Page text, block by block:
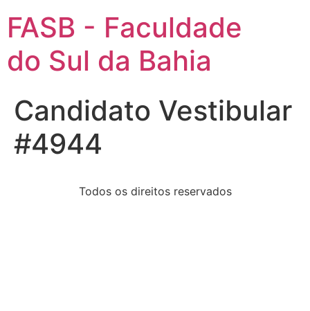
FASB - Faculdade
do Sul da Bahia
Candidato Vestibular
#4944
Todos os direitos reservados